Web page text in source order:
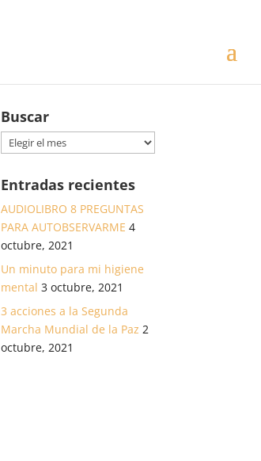
Buscar
Buscar
Entradas recientes
AUDIOLIBRO 8 PREGUNTAS
PARA AUTOBSERVARME 4
octubre, 2021
Un minuto para mi higiene
mental 3 octubre, 2021
3 acciones a la Segunda
Marcha Mundial de la Paz 2
octubre, 2021